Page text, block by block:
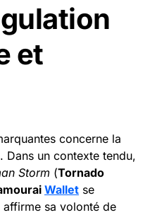
et
concerne la
Dans un contexte tendu,
Storm (Tornado
Wallet se
sa volonté de